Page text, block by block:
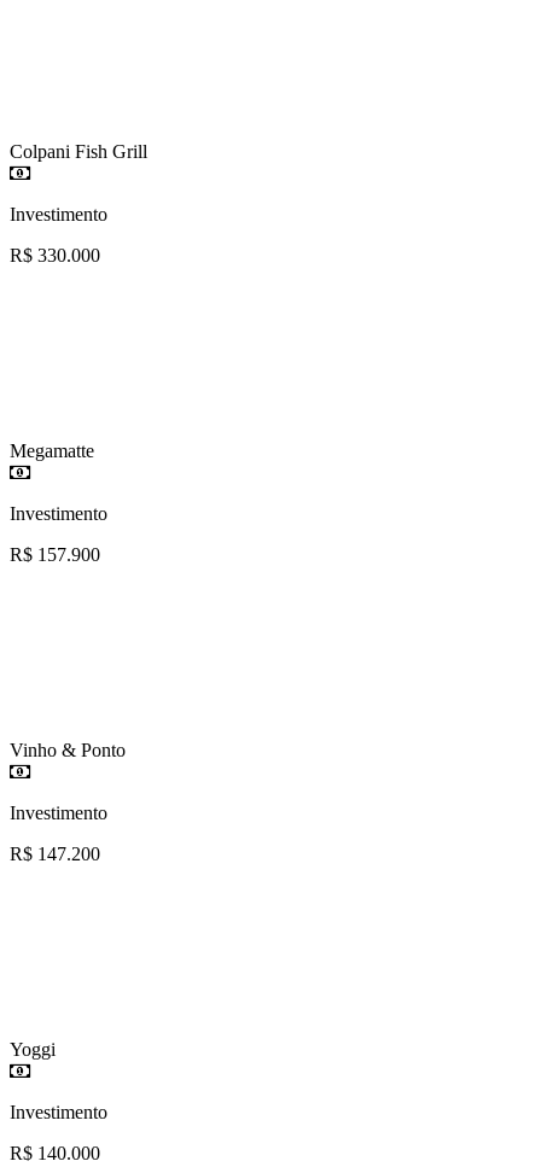
Colpani Fish Grill
Investimento
R$ 330.000
Megamatte
Investimento
R$ 157.900
Vinho & Ponto
Investimento
R$ 147.200
Yoggi
Investimento
R$ 140.000